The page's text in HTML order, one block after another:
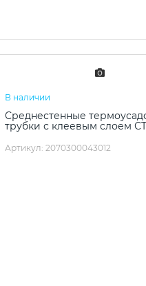
В наличии
Среднестенные
трубки с клеевым слоем
Артикул: 2070300043012